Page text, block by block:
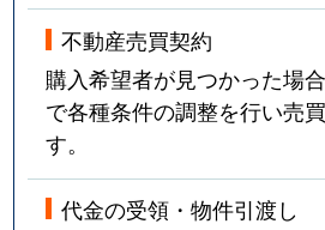
不動産売買契約
購入希望者が見つかった場
で各種条件の調整を行い売
す。
代金の受領・物件引渡し